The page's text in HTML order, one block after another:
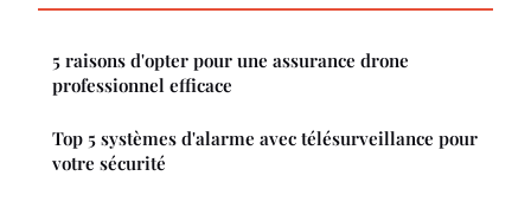
5 raisons d'opter pour une assurance drone
professionnel efficace
Top 5 systèmes d'alarme avec télésurveillance pour
votre sécurité